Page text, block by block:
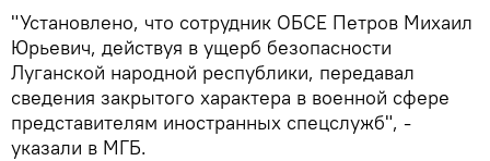
"Установлено, что сотрудник ОБСЕ Петров Михаил
Юрьевич, действуя в ущерб безопасности
Луганской народной республики, передавал
сведения закрытого характера в военной сфере
представителям иностранных спецслужб", -
указали в МГБ.